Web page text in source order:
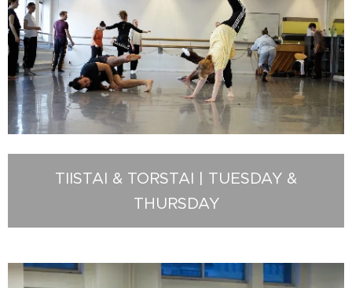
TIISTAI & TORSTAI | TUESDAY &
THURSDAY